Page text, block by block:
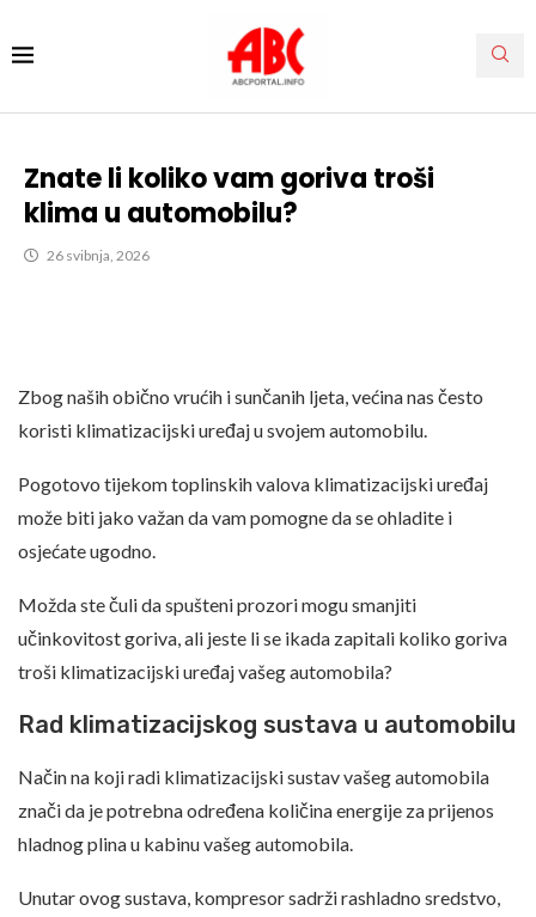
Znate li koliko vam goriva troši
klima u automobilu?
26 svibnja, 2026
Zbog naših obično vrućih i sunčanih ljeta, većina nas često
koristi klimatizacijski uređaj u svojem automobilu.
Pogotovo tijekom toplinskih valova klimatizacijski uređaj
može biti jako važan da vam pomogne da se ohladite i
osjećate ugodno.
Možda ste čuli da spušteni prozori mogu smanjiti
učinkovitost goriva, ali jeste li se ikada zapitali koliko goriva
troši klimatizacijski uređaj vašeg automobila?
Rad klimatizacijskog sustava u automobilu
Način na koji radi klimatizacijski sustav vašeg automobila
znači da je potrebna određena količina energije za prijenos
hladnog plina u kabinu vašeg automobila.
Unutar ovog sustava, kompresor sadrži rashladno sredstvo,